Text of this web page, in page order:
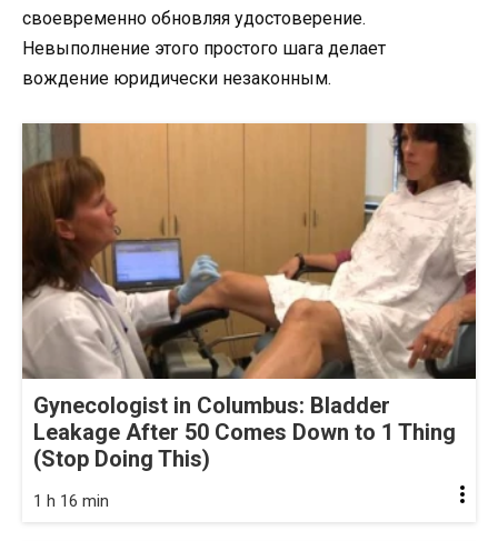
своевременно обновляя удостоверение.
Невыполнение этого простого шага делает
вождение юридически незаконным.
Gynecologist in Columbus: Bladder
Leakage After 50 Comes Down to 1 Thing
(Stop Doing This)
1 h 16 min